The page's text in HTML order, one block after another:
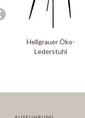
Hellgrauer Öko-
Lederstuhl